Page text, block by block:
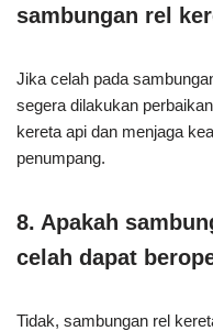
sambungan rel
Jika celah pada
segera dilakukan
kereta api dan menjaga
penumpang.
8. Apakah
celah dapat
Tidak, sambungan rel